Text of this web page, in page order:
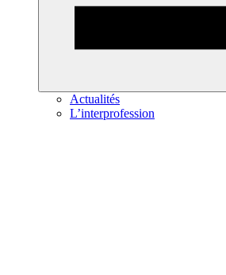
Actualités
L’interprofession